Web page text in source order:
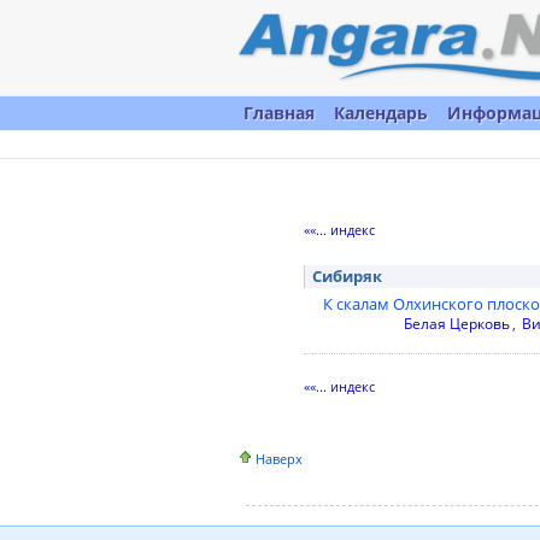
Главная Календарь
««... индекс
Сибиряк
К скалам Олхинского
Белая Церковь,
««... индекс
Наверх